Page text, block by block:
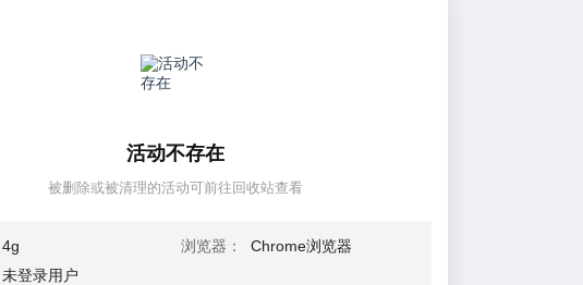
活动不存在
被删除或被清理的活动可前往回收站查看
4g 浏览器：
Chrome浏览器
未登录用户